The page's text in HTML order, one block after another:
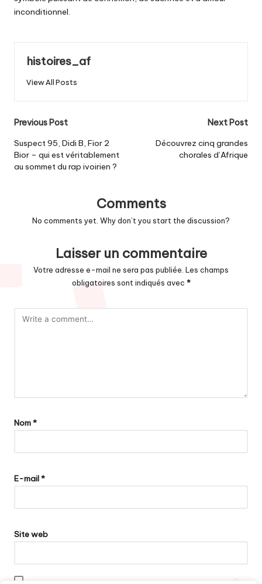
inconditionnel.
histoires_af
View All Posts
Post
navigation
Previous Post
Suspect 95, Didi B, Fior 2
Bior – qui est véritablement
au sommet du rap ivoirien ?
Next Post
Découvrez cinq grandes
chorales d’Afrique
Comments
No comments yet. Why don’t you start the discussion?
Laisser un commentaire
Votre adresse e-mail ne sera pas publiée. Les champs
obligatoires sont indiqués avec *
Nom*
E-mail*
Site web